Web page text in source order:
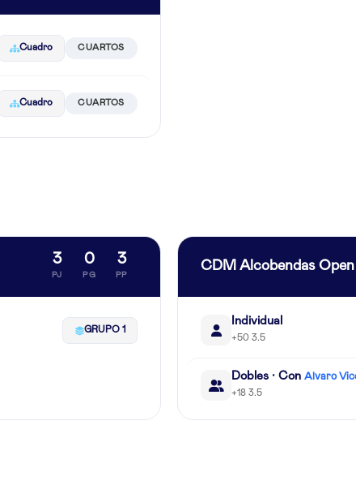
Cuadro CUARTOS
Cuadro CUARTOS
3
PJ
0
PG
3
PP
GRUPO 1
CDM Alcobendas
Individual
+50 3.5
Dobles · Con Alvaro
+18 3.5